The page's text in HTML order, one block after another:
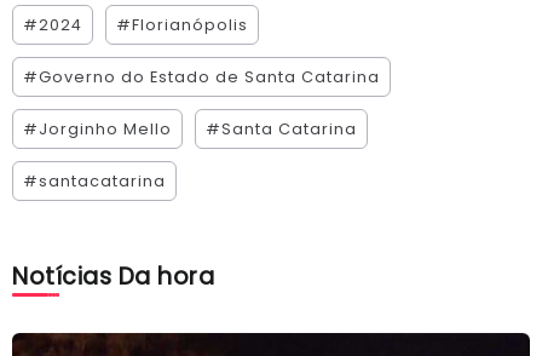
#2024 #Florianópolis
#Governo do Estado de Santa Catarina
#Jorginho Mello #Santa Catarina
#santacatarina
Notícias Da hora